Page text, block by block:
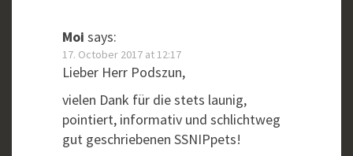
Moi says:
17. October 2017 at 12:17
Lieber Herr Podszun,
vielen Dank für die stets launig,
pointiert, informativ und schlichtweg
gut geschriebenen SSNIPpets!